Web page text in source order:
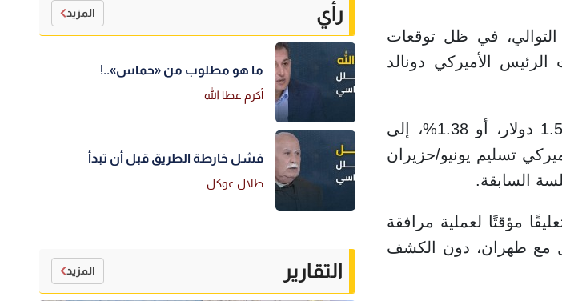
التوالي، في ظل توقعات
الأميركي دونالد
وانخفضت العقود الآجلة لخام برنت تسليم يوليو/ تموز بمقدار 1.52 دولار، أو 1.38%، إلى
تسليم يونيو/حزيران
مؤقتًا لعملية مرافقة
مع طهران، دون الكشف
رأي المزيد
ما هو مطلوب من «حماس»..!
أكرم عطا الله
فشل خارطة الطريق قبل أن تبدأ
طلال عوكل
التقارير المزيد